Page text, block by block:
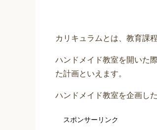
カリキュラムとは、教育課
ハンドメイド教室を開いた
た計画といえます。
ハンドメイド教室を企画し
スポンサーリンク